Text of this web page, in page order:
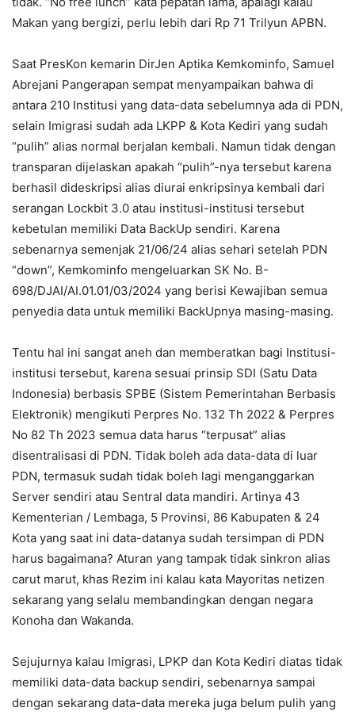
Makan yang bergizi, perlu lebih dari Rp 71 Trilyun APBN.
Saat PresKon kemarin DirJen Aptika Kemkominfo, Samuel
Abrejani Pangerapan sempat menyampaikan bahwa di
antara 210 Institusi yang data-data sebelumnya ada di PDN,
selain Imigrasi sudah ada LKPP & Kota Kediri yang sudah
“pulih” alias normal berjalan kembali. Namun tidak dengan
transparan dijelaskan apakah “pulih”-nya tersebut karena
berhasil dideskripsi alias diurai enkripsinya kembali dari
serangan Lockbit 3.0 atau institusi-institusi tersebut
kebetulan memiliki Data BackUp sendiri. Karena
sebenarnya semenjak 21/06/24 alias sehari setelah PDN
“down”, Kemkominfo mengeluarkan SK No. B-
698/DJAI/AI.01.01/03/2024 yang berisi Kewajiban semua
penyedia data untuk memiliki BackUpnya masing-masing.
Tentu hal ini sangat aneh dan memberatkan bagi Institusi-
institusi tersebut, karena sesuai prinsip SDI (Satu Data
Indonesia) berbasis SPBE (Sistem Pemerintahan Berbasis
Elektronik) mengikuti Perpres No. 132 Th 2022 & Perpres
No 82 Th 2023 semua data harus “terpusat” alias
disentralisasi di PDN. Tidak boleh ada data-data di luar
PDN, termasuk sudah tidak boleh lagi menganggarkan
Server sendiri atau Sentral data mandiri. Artinya 43
Kementerian / Lembaga, 5 Provinsi, 86 Kabupaten & 24
Kota yang saat ini data-datanya sudah tersimpan di PDN
harus bagaimana? Aturan yang tampak tidak sinkron alias
carut marut, khas Rezim ini kalau kata Mayoritas netizen
sekarang yang selalu membandingkan dengan negara
Konoha dan Wakanda.
Sejujurnya kalau Imigrasi, LPKP dan Kota Kediri diatas tidak
memiliki data-data backup sendiri, sebenarnya sampai
dengan sekarang data-data mereka juga belum pulih yang